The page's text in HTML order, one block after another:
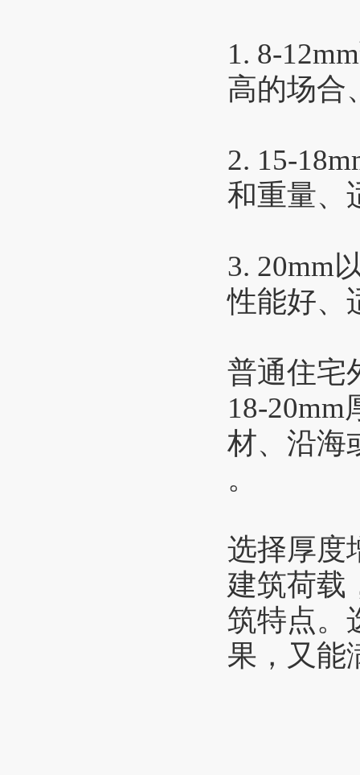
1. 8-
高的场合
2. 15-
和重量、
3. 20mm
性能好、
普通住宅
18-
材、沿海
。
选择厚度
建筑荷载
筑特点。
果，又能